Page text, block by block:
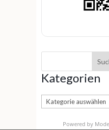
Kategorien
Kategorien
Powered by